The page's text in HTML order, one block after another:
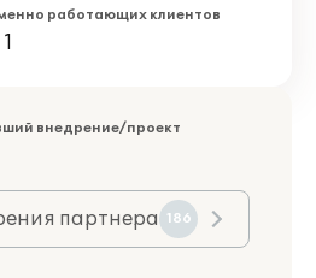
работающих клиентов
внедрение/проект
партнера 186